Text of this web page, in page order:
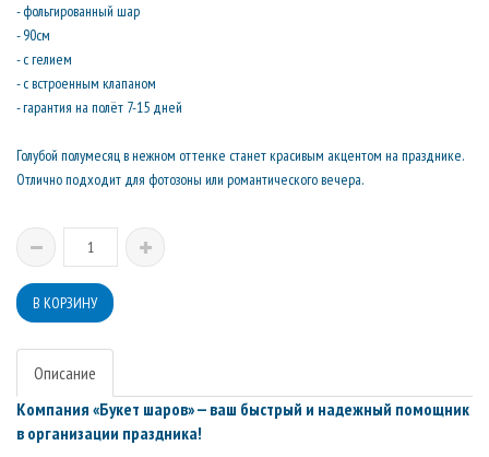
- фольгированный шар
- 90см
- с гелием
- с встроенным клапаном
- гарантия на полёт 7-15 дней
Голубой полумесяц в нежном оттенке станет красивым акцентом на празднике.
Отлично подходит для фотозоны или романтического вечера.
Описание
Компания «Букет шаров» — ваш быстрый и надежный помощник
в организации праздника!